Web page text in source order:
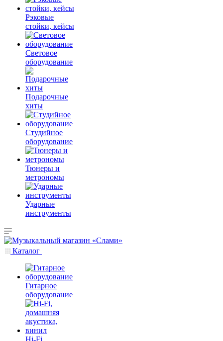
Рэковые
стойки, кейсы
Световое
оборудование
Подарочные
хиты
Студийное
оборудование
Тюнеры и
метрономы
Ударные
инструменты
Каталог
Гитарное
оборудование
Hi-Fi,